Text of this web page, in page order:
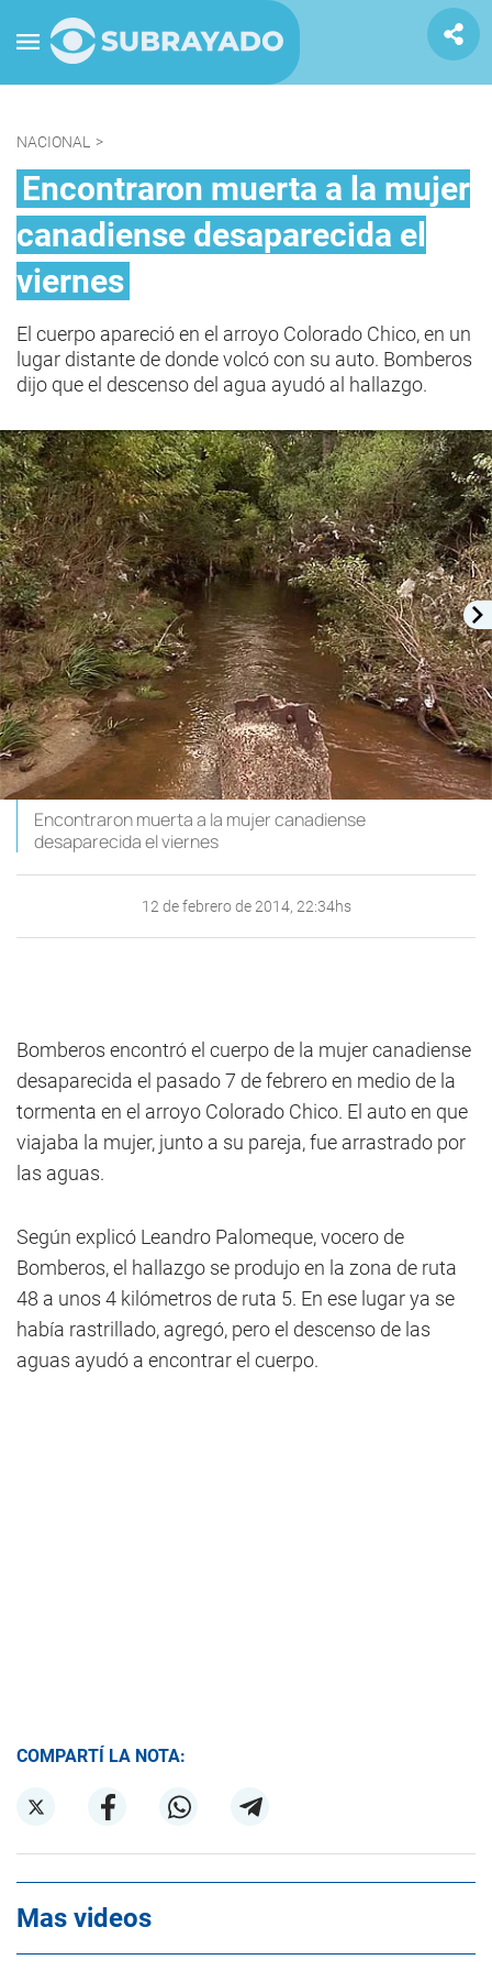
NACIONAL >
Encontraron muerta a la mujer
canadiense desaparecida el
viernes
El cuerpo apareció en el arroyo Colorado Chico, en un
lugar distante de donde volcó con su auto. Bomberos
dijo que el descenso del agua ayudó al hallazgo.
Encontraron muerta a la mujer canadiense
desaparecida el viernes
12 de febrero de 2014, 22:34hs
Bomberos encontró el cuerpo de la mujer canadiense
desaparecida el pasado 7 de febrero en medio de la
tormenta en el arroyo Colorado Chico. El auto en que
viajaba la mujer, junto a su pareja, fue arrastrado por
las aguas.
Según explicó Leandro Palomeque, vocero de
Bomberos, el hallazgo se produjo en la zona de ruta
48 a unos 4 kilómetros de ruta 5. En ese lugar ya se
había rastrillado, agregó, pero el descenso de las
aguas ayudó a encontrar el cuerpo.
COMPARTÍ LA NOTA:
Mas videos